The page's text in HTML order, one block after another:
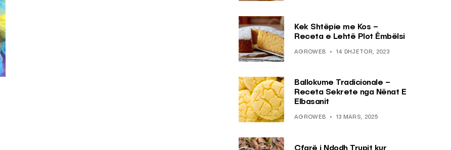
Kek Shtëpie me Kos –
Receta e Lehtë Plot Ëmbëlsi
AGROWEB 14 DHJETOR, 2023
Ballokume Tradicionale –
Receta Sekrete nga Nënat E
Elbasanit
AGROWEB 13 MARS, 2025
Çfarë i Ndodh Trupit kur